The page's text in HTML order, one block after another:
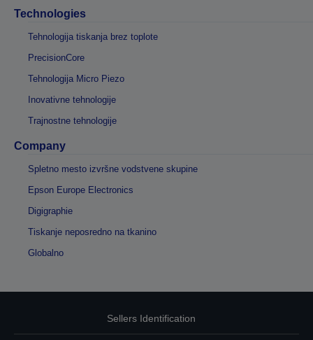
Technologies
Tehnologija tiskanja brez toplote
PrecisionCore
Tehnologija Micro Piezo
Inovativne tehnologije
Trajnostne tehnologije
Company
Spletno mesto izvršne vodstvene skupine
Epson Europe Electronics
Digigraphie
Tiskanje neposredno na tkanino
Globalno
Sellers Identification